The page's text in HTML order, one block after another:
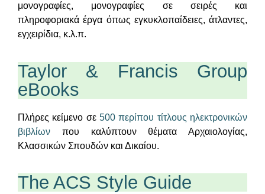
μονογραφίες, μονογραφίες σε σειρές και
πληροφοριακά έργα όπως εγκυκλοπαίδειες, άτλαντες,
εγχειρίδια, κ.λ.π.
Taylor & Francis Group
eBooks
Πλήρες κείμενο σε 500 περίπου τίτλους ηλεκτρονικών
βιβλίων που καλύπτουν θέματα Αρχαιολογίας,
Κλασσικών Σπουδών και Δικαίου.
The ACS Style Guide